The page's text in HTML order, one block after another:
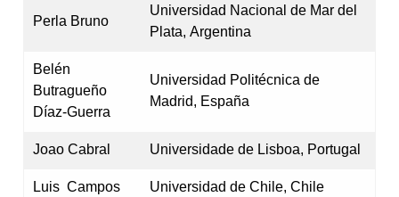
Perla Bruno
Universidad Nacional de Mar del
Plata, Argentina
Belén
Butragueño
Díaz-Guerra
Universidad Politécnica de
Madrid, España
Joao Cabral Universidade de Lisboa, Portugal
Luis Campos Universidad de Chile, Chile